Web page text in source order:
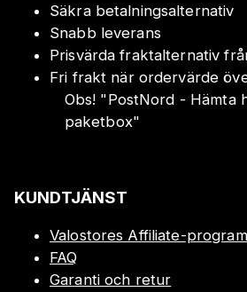
Säkra betalningsalternativ
Snabb leverans
Prisvärda fraktalternativ
Fri frakt när ordervärde
Obs! "PostNord - Hämta
paketbox"
KUNDTJÄNST
Valostores Affiliate-program
FAQ
Garanti och retur